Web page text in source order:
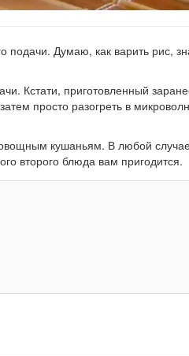
подачи. Думаю, как варить рис,
Кстати, приготовленный
просто разогреть в
кушаньям. В любой
второго блюда вам пригодится.